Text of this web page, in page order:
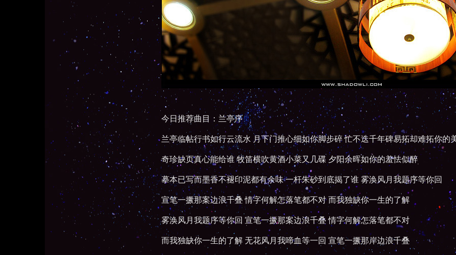
今日推荐曲目：兰亭序
兰亭临帖行书如行云流水 月下门推心细如你脚步碎 忙不迭千年碑易拓却难拓你的
奇珍缺页真心能给谁 牧笛横吹黄酒小菜又几碟 夕阳余晖如你的羞怯似醉
摹本已写而墨香不褪印泥都有余味 一杆朱砂到底揭了谁 雾涣风月我题序等你回
宣笔一撅那案边浪千叠 情字何解怎落笔都不对 而我独缺你一生的了解
雾涣风月我题序等你回 宣笔一撅那案边浪千叠 情字何解怎落笔都不对
而我独缺你一生的了解 无花风月我啼血等一回 宣笔一撅那岸边浪千叠